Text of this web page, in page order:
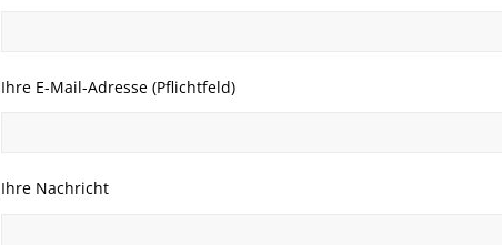
Ihre E-Mail-Adresse (Pflichtfeld)
Ihre Nachricht